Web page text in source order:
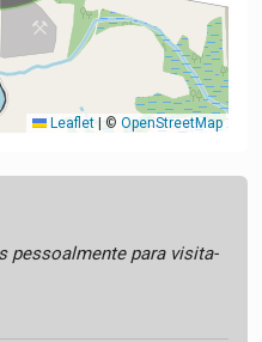
Leaflet © OpenStreetMap
pessoalmente para visita-